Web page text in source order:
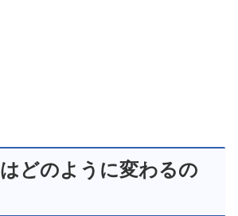
どのように変わるの